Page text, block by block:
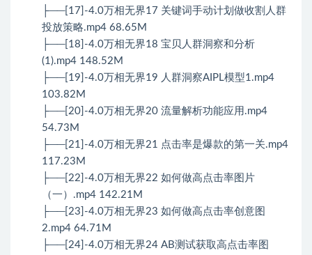
├──[17]-4.0万相无界17 关键词手动计划做收割人群
投放策略.mp4 68.65M
├──[18]-4.0万相无界18 宝贝人群洞察和分析
(1).mp4 148.52M
├──[19]-4.0万相无界19 人群洞察AIPL模型1.mp4
103.82M
├──[20]-4.0万相无界20 流量解析功能应用.mp4
54.73M
├──[21]-4.0万相无界21 点击率是爆款的第一关.mp4
117.23M
├──[22]-4.0万相无界22 如何做高点击率图片
（一）.mp4 142.21M
├──[23]-4.0万相无界23 如何做高点击率创意图
2.mp4 64.71M
├──[24]-4.0万相无界24 AB测试获取高点击率图